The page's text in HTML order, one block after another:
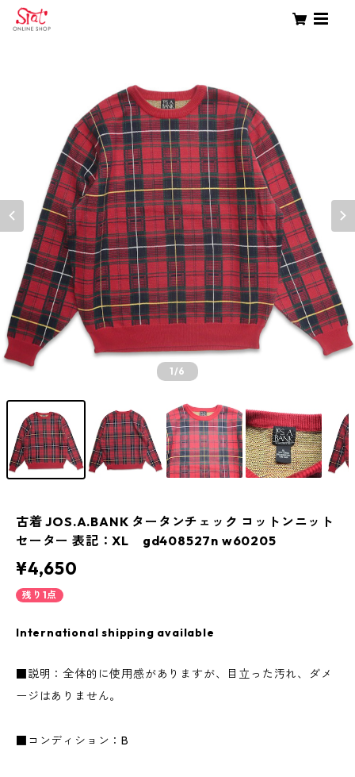
1/6
古着 JOS.A.BANK タータンチェック コットンニット
セーター 表記：XL gd408527n w60205
¥4,650
残り1点
International shipping available
■説明：全体的に使用感がありますが、目立った汚れ、ダメ
ージはありません。
■コンディション：B